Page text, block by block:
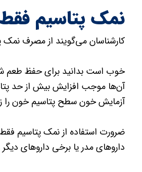
نمک پتاسیم
کارشناسان می‌گویند از مصرف نمک
خوب است بدانید برای حفظ طعم
آن‌ها موجب افزایش بیش از حد
آزمایش خون سطح پتاسیم خون را
ضرورت استفاده از نمک پتاسیم
داروهای مدر یا برخی داروهای